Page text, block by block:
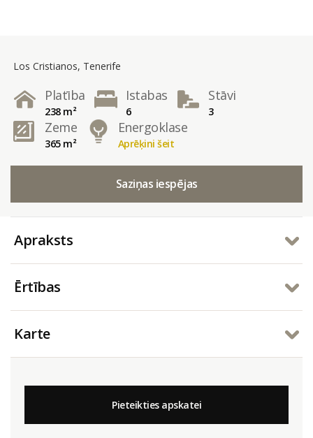
Los Cristianos, Tenerife
Platība
238 m²
Istabas
6
Stāvi
3
Zeme
365 m²
Energoklase
Aprēķini šeit
Saziņas iespējas
Apraksts
Ērtības
Karte
Pieteikties apskatei